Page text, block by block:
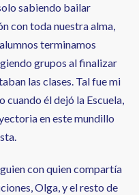
sabiendo bailar
con toda nuestra alma,
terminamos
grupos al finalizar
las clases. Tal fue mi
él dejó la Escuela,
en este mundillo
con quien compartía
Olga, y el resto de